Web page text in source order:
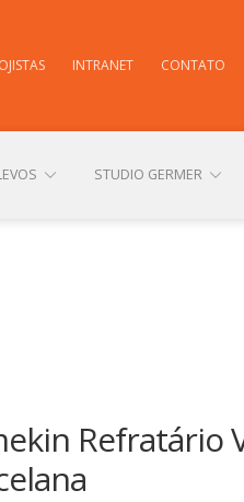
INTRANET CONTATO
STUDIO GERMER
Refratário